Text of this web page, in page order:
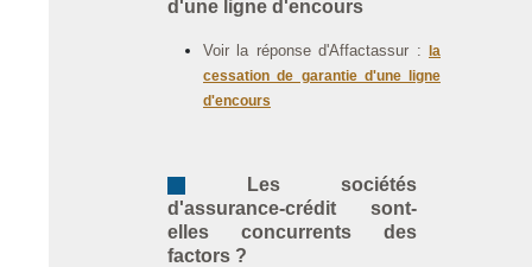
d'une ligne d'encours
Voir la réponse d'Affactassur :
la
cessation de garantie d'une ligne
d'encours
Les sociétés
d'assurance-crédit sont-
elles concurrents des
factors ?